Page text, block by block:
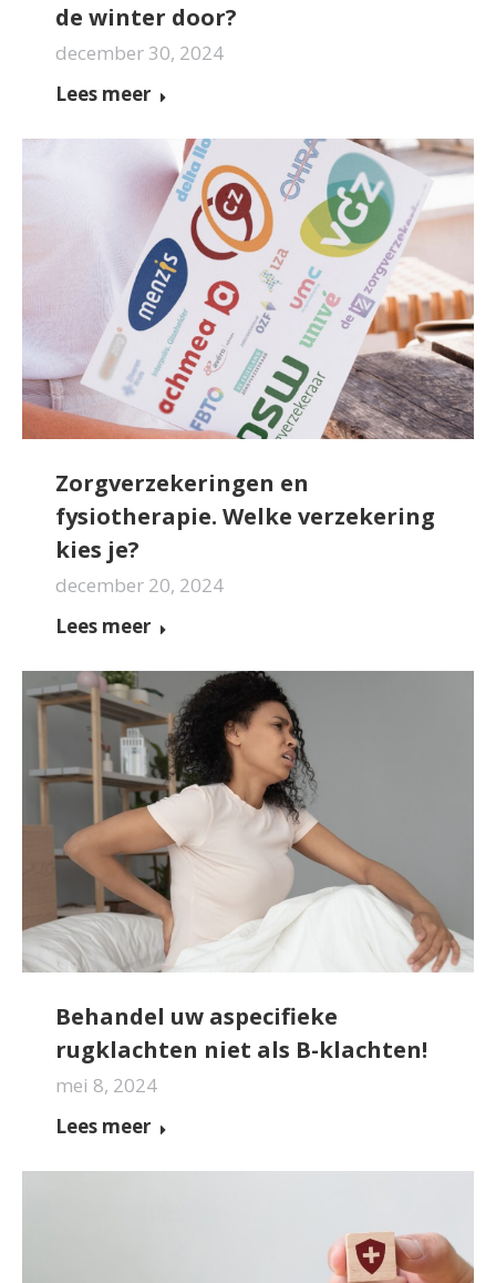
de winter door?
december 30, 2024
Lees meer
Zorgverzekeringen en
fysiotherapie. Welke verzekering
kies je?
december 20, 2024
Lees meer
Behandel uw aspecifieke
rugklachten niet als B-klachten!
mei 8, 2024
Lees meer